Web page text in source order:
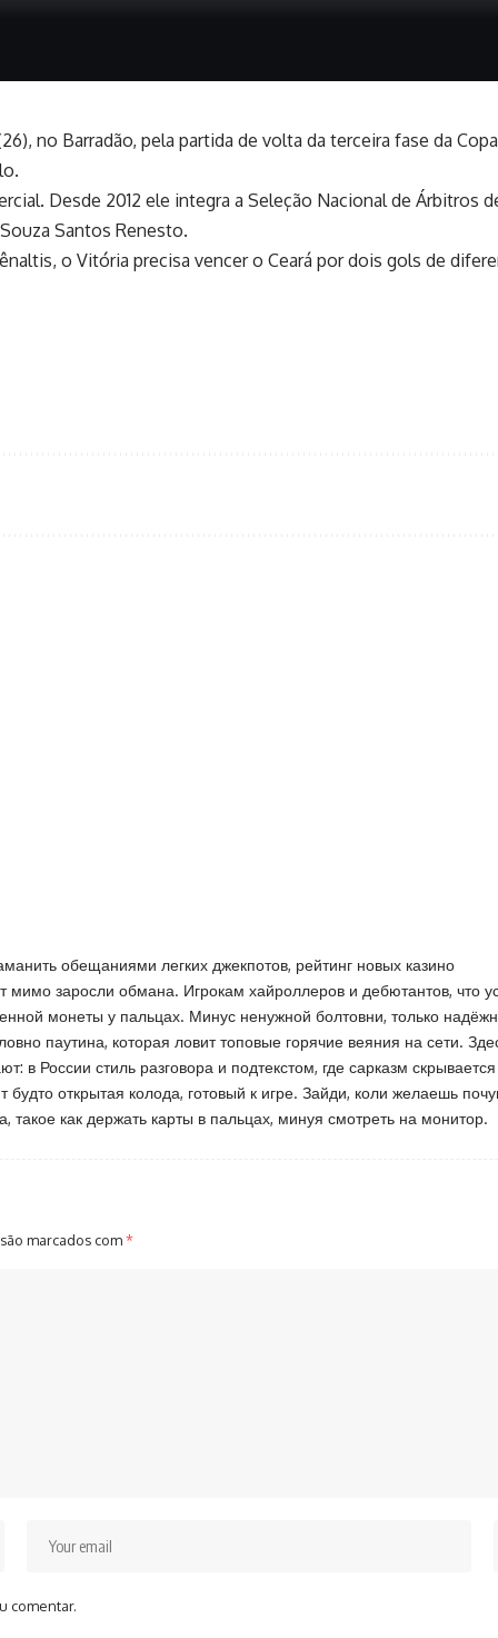
no Barradão, pela partida de volta da terceira fase da
Desde 2012 ele integra a Seleção Nacional de Árbitros
Santos Renesto.
o Vitória precisa vencer o Ceará por dois gols de
обещаниями легких джекпотов, рейтинг новых казино
мимо заросли обмана. Игрокам хайроллеров и дебютантов, что
монеты у пальцах. Минус ненужной болтовни, только
паутина, которая ловит топовые горячие веяния на сети.
в России стиль разговора и подтекстом, где сарказм
открытая колода, готовый к игре. Зайди, коли желаешь
как держать карты в пальцах, минуя смотреть на монитор.
marcados com*
comentar.